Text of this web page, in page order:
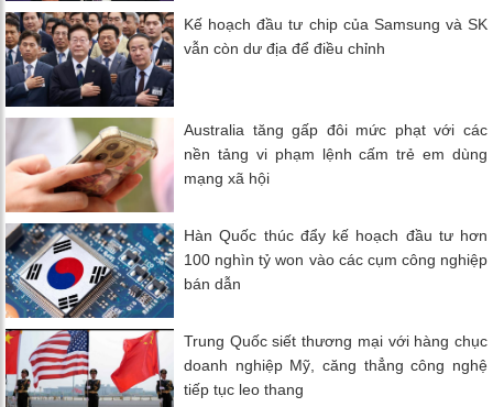
Kế hoạch đầu tư chip của Samsung và SK
vẫn còn dư địa để điều chỉnh
Australia tăng gấp đôi mức phạt với các
nền tảng vi phạm lệnh cấm trẻ em dùng
mạng xã hội
Hàn Quốc thúc đẩy kế hoạch đầu tư hơn
100 nghìn tỷ won vào các cụm công nghiệp
bán dẫn
Trung Quốc siết thương mại với hàng chục
doanh nghiệp Mỹ, căng thẳng công nghệ
tiếp tục leo thang